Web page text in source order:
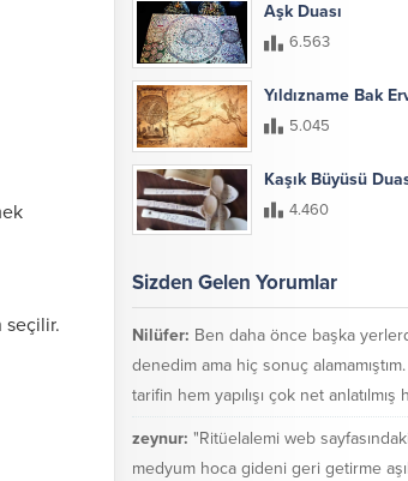
seçilir.
Aşk Duası
6.563
Yıldızname Bak
5.045
Kaşık Büyüsü
4.460
Sizden Gelen Yorumlar
Nilüfer: Ben daha önce başka
denedim ama hiç sonuç
tarifin hem yapılışı çok net anlatılmış
zeynur: "Ritüelalemi web
medyum hoca gideni geri getirme